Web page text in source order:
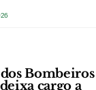
Bombeiros
cargo a